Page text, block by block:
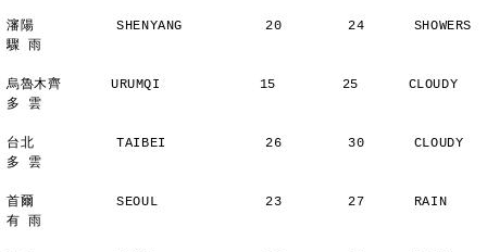
瀋陽          SHENYANG          20        24      SHOWERS
驟 雨
烏魯木齊      URUMQI            15        25      CLOUDY
多 雲
台北          TAIBEI            26        30      CLOUDY
多 雲
首爾          SEOUL             23        27      RAIN
有 雨